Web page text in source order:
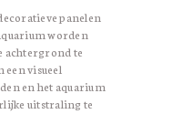
panelen
worden
achtergrond te
visueel
en het aquarium
uitstraling te